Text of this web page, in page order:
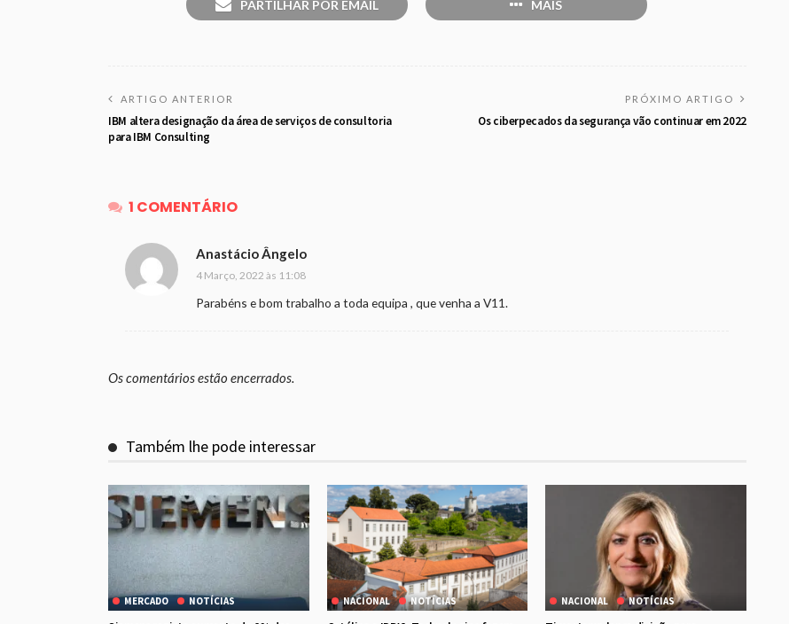
PARTILHAR POR EMAIL MAIS
ARTIGO ANTERIOR
IBM altera designação da área de serviços de consultoria
para IBM Consulting
PRÓXIMO ARTIGO
Os ciberpecados da segurança vão continuar em 2022
1 COMENTÁRIO
Anastácio Ângelo
4 Março, 2022 às 11:08
Parabéns e bom trabalho a toda equipa , que venha a V11.
Os comentários estão encerrados.
Também lhe pode interessar
MERCADO NOTÍCIAS NACIONAL NOTÍCIAS NACIONAL NOTÍCIAS